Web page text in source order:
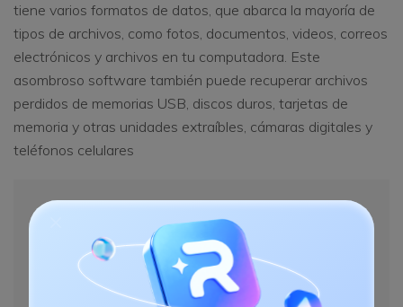
tiene varios formatos de datos, que abarca la mayoría de
tipos de archivos, como fotos, documentos, videos, correos
electrónicos y archivos en tu computadora. Este
asombroso software también puede recuperar archivos
perdidos de memorias USB, discos duros, tarjetas de
memoria y otras unidades extraíbles, cámaras digitales y
teléfonos celulares
Recoverit -El Mejor
Software para Recuperar